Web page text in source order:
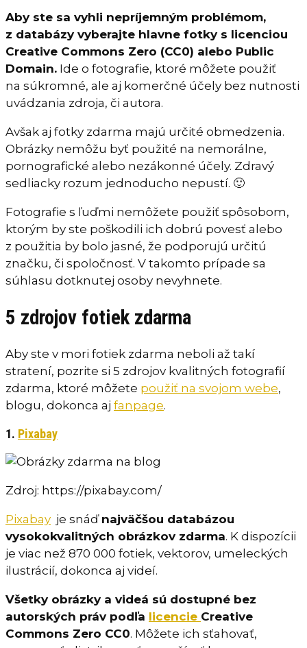
Aby ste sa vyhli nepríjemným problémom,
z databázy vyberajte hlavne fotky s licenciou
Creative Commons Zero (CC0) alebo Public
Domain. Ide o fotografie, ktoré môžete použiť
na súkromné, ale aj komerčné účely bez nutnosti
uvádzania zdroja, či autora.
Avšak aj fotky zdarma majú určité obmedzenia.
Obrázky nemôžu byť použité na nemorálne,
pornografické alebo nezákonné účely. Zdravý
sedliacky rozum jednoducho nepustí. 🙂
Fotografie s ľuďmi nemôžete použiť spôsobom,
ktorým by ste poškodili ich dobrú povesť alebo
z použitia by bolo jasné, že podporujú určitú
značku, či spoločnosť. V takomto prípade sa
súhlasu dotknutej osoby nevyhnete.
5 zdrojov fotiek zdarma
Aby ste v mori fotiek zdarma neboli až takí
stratení, pozrite si 5 zdrojov kvalitných fotografií
zdarma, ktoré môžete použiť na svojom webe,
blogu, dokonca aj fanpage.
1. Pixabay
Zdroj: https://pixabay.com/
Pixabay je snáď najväčšou databázou
vysokokvalitných obrázkov zdarma. K dispozícii
je viac než 870 000 fotiek, vektorov, umeleckých
ilustrácií, dokonca aj videí.
Všetky obrázky a videá sú dostupné bez
autorských práv podľa licencie Creative
Commons Zero CC0. Môžete ich sťahovať,